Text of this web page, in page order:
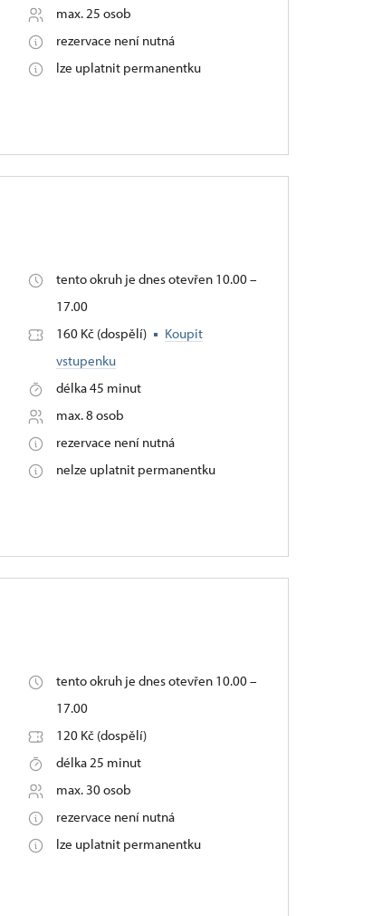
max. 25 osob
rezervace není nutná
lze uplatnit permanentku
tento okruh je dnes otevřen 10.00 –
17.00
160 Kč (dospělí)
Koupit
vstupenku
délka 45 minut
max. 8 osob
rezervace není nutná
nelze uplatnit permanentku
tento okruh je dnes otevřen 10.00 –
17.00
120 Kč (dospělí)
délka 25 minut
max. 30 osob
rezervace není nutná
lze uplatnit permanentku